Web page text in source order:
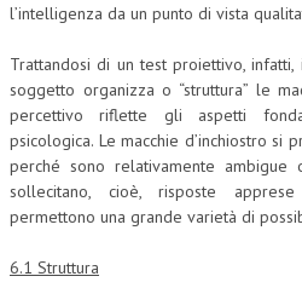
l’intelligenza da un punto di vista
Trattandosi di un test proiettivo,
soggetto organizza o “struttura” le
percettivo riflette gli aspetti
psicologica. Le macchie d’inchiostro si
perché sono relativamente ambigue
sollecitano, cioè, risposte
permettono una grande varietà di
6.1 Struttura